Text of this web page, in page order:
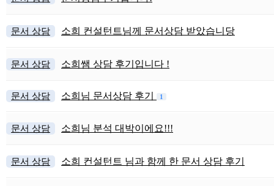
문서 상담 소희 컨설턴트님께 문서상담 받았습니당
문서 상담 소희쌤 상담 후기입니다 !
문서 상담 소희님 문서상담 후기 1
문서 상담 소희님 분석 대박이에요!!!
문서 상담 소희 컨설턴트 님과 함께 한 문서 상담 후기